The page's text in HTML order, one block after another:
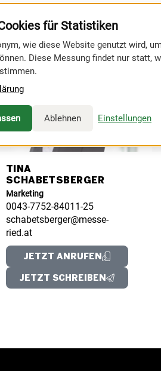
TINA
SCHABETSBERGER
Marketing
0043-7752-84011-25
schabetsberger@messe-
ried.at
JETZT ANRUFEN
JETZT SCHREIBEN
für Statistiken
wie diese Website genutzt wird,
Diese Messung findet nur statt,
Ablehnen Einstellungen